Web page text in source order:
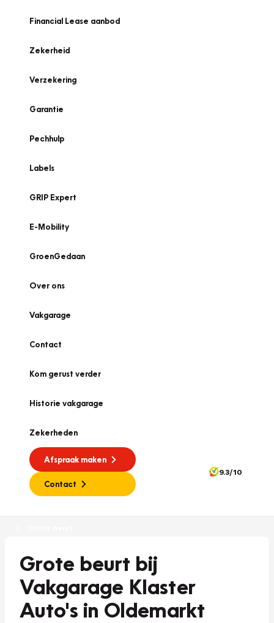
Financial Lease aanbod
Zekerheid
Verzekering
Garantie
Pechhulp
Labels
GRIP Expert
E-Mobility
GroenGedaan
Over ons
Vakgarage
Contact
Kom gerust verder
Historie vakgarage
Zekerheden
Afspraak maken
Contact
9.3/10
Grote beurt bij
Vakgarage Klaster
Auto's in Oldemarkt